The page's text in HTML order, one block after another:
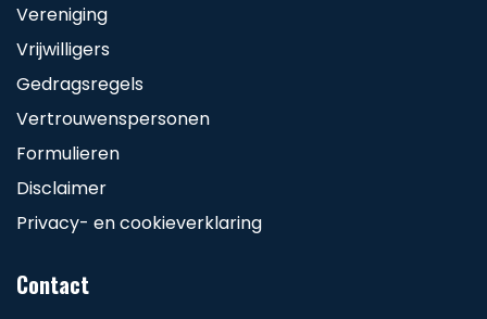
Vereniging
Vrijwilligers
Gedragsregels
Vertrouwenspersonen
Formulieren
Disclaimer
Privacy- en cookieverklaring
Contact